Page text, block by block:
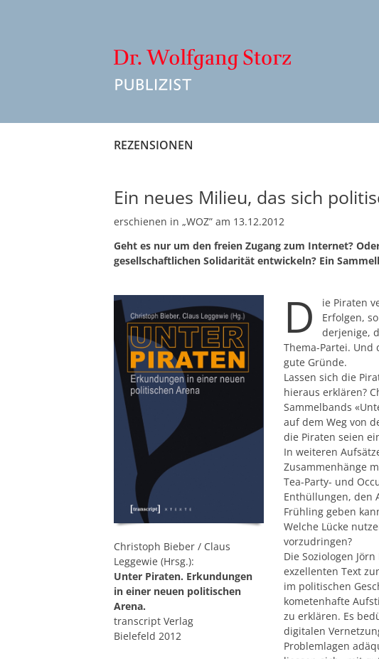
REZENSIONEN
Ein neues Milieu, das sich
erschienen in „WOZ” am 13.12.2012
Geht es nur um den freien Zugang zum Internet?
gesellschaftlichen Solidarität entwickeln? Ein
Christoph Bieber / Claus
Leggewie (Hrsg.):
Unter Piraten. Erkundungen
in einer neuen politischen
Arena.
transcript Verlag
Bielefeld 2012
D
ie Piraten
Erfolgen,
derjenige,
Thema-Partei.
gute Gründe.
Lassen sich die
hieraus erklären?
Sammelbands
auf dem Weg von
die Piraten seien
In weiteren
Zusammenhänge
Tea-Party- und
Enthüllungen, den
Frühling geben
Welche Lücke
vorzudringen?
Die Soziologen
exzellenten Text
im politischen
kometenhafte
zu erklären. Es
digitalen
Problemlagen